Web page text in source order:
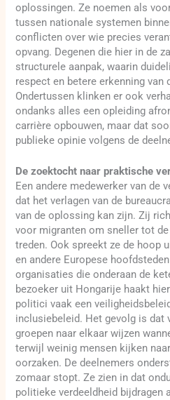
oplossingen. Ze noemen als
tussen nationale systemen
conflicten over wie precies
opvang. Degenen die hier in de
structurele aanpak, waarin
respect en betere erkenning van
Ondertussen klinken er ook
ondanks alles een opleiding
carrière opbouwen, maar dat
publieke opinie volgens de
De zoektocht naar praktische
Een andere medewerker van de
dat het verlagen van de
van de oplossing kan zijn. Zij
voor migranten om sneller tot
treden. Ook spreekt ze de hoop
en andere Europese
organisaties die onderaan de
bezoeker uit Hongarije haakt
politici vaak een
inclusiebeleid. Het gevolg is dat
groepen naar elkaar wijzen
terwijl weinig mensen kijken
oorzaken. De deelnemers
zomaar stopt. Ze zien in dat
politieke verdeeldheid bijdragen